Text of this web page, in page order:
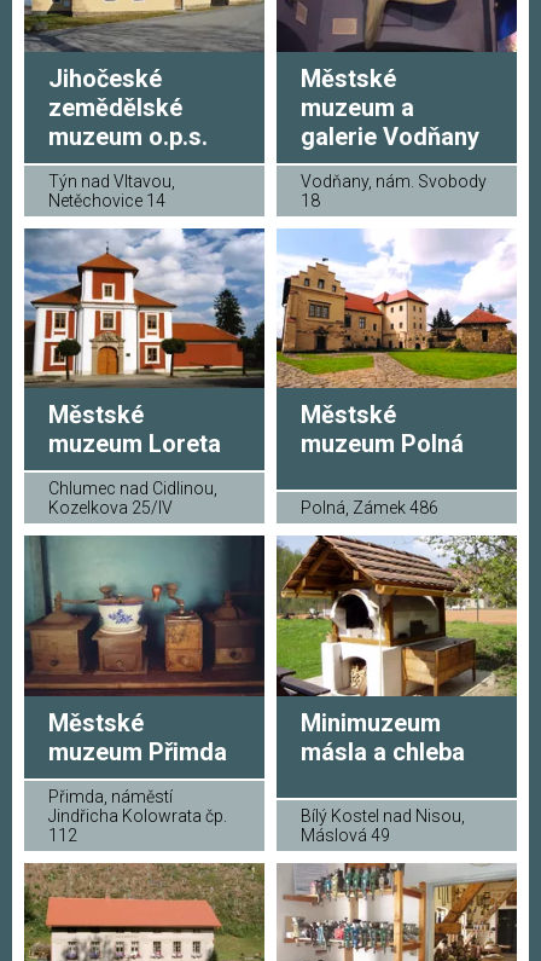
Jihočeské
zemědělské
muzeum o.p.s.
Týn nad Vltavou,
Netěchovice 14
Městské
muzeum a
galerie Vodňany
Vodňany, nám. Svobody
18
Městské
muzeum Loreta
Chlumec nad Cidlinou,
Kozelkova 25/IV
Městské
muzeum Polná
Polná, Zámek 486
Městské
muzeum Přimda
Přimda, náměstí
Jindřicha Kolowrata čp.
112
Minimuzeum
másla a chleba
Bílý Kostel nad Nisou,
Máslová 49